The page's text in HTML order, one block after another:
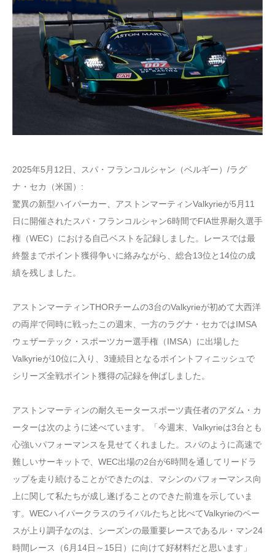
2025年5月12日、スパ・フランコルシャン（ベルギー）/ラグ
ナ・セカ（米国）:
驚異の新型ハイパーカー、アストンマーティンValkyrieが5月11
日に開催されたスパ・フランコルシャン6時間でFIA世界耐久選手
権（WEC）における自己ベストを記録しました。レースでは最
終盤までポイント獲得争いに絡みながら、総合13位と14位の成
績を残しました。
アストンマーティンTHORチームの3台のValkyrieが初めて大西洋
の両岸で同時に戦ったこの週末、一方のラグナ・セカではIMSA
ウェザーテック・スポーツカー選手権（IMSA）に出場した
Valkyrieが10位に入り、3連続目となるポイントフィニッシュで
シリーズ全戦ポイント獲得の記録を伸ばしました。
アストンマーティンの耐久モータースポーツ責任者のアダム・カ
ーターは次のように述べています。「今週末、Valkyrieは3台とも
心強いパフォーマンスを見せてくれました。スパのように高速で
難しいサーキットで、WEC出場の2台が6時間を通してリードラ
ップを走り続けることができたのは、マシンのパフォーマンス向
上に関して私たちが成し遂げることのできた前進を示していま
す。WECハイパークラスのライバルたちと比べてValkyrieのペー
スが上り調子なのは、シーズンの最重要レースであるル・マン24
時間レース（6月14日～15日）に向けて好材料だと思います」